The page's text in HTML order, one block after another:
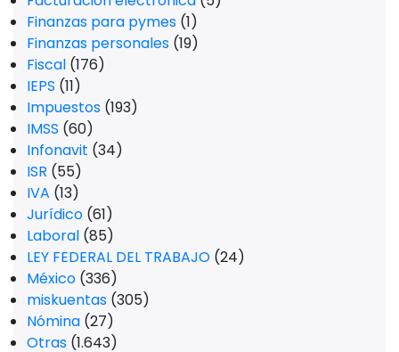
Finanzas para pymes (1)
Finanzas personales (19)
Fiscal (176)
IEPS (11)
Impuestos (193)
IMSS (60)
Infonavit (34)
ISR (55)
IVA (13)
Jurídico (61)
Laboral (85)
LEY FEDERAL DEL TRABAJO (24)
México (336)
miskuentas (305)
Nómina (27)
Otras (1.643)